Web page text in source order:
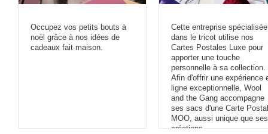
Occupez vos petits bouts à
noël grâce à nos idées de
cadeaux fait maison.
Cette entreprise spécialisée
dans le tricot utilise nos
Cartes Postales Luxe pour
apporter une touche
personnelle à sa collection.
Afin d'offrir une expérience
ligne exceptionnelle, Wool
and the Gang accompagne
ses sacs d'une Carte
MOO, aussi unique que ses
créations.